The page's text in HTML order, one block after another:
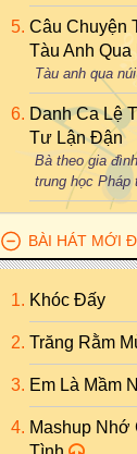
Câu Chuyện
Tàu Anh Qua
Tàu anh qua
Danh Ca Lệ
Tư Lận Đận
Bà theo gia
trung học Pháp
BÀI HÁT MỚI
Khóc Đấy
Trăng Rằm
Em Là Mầm
Mashup Nhớ